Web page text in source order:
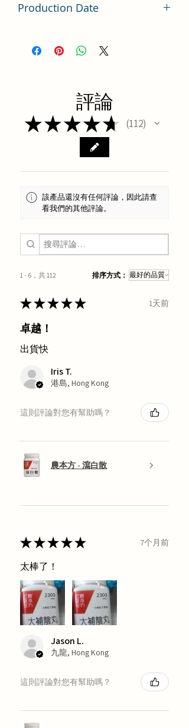
Production Date
評論
★★★★★ 112
112
該產品還沒有任何評論，因此請查
看我們的其他評論。
1 - 6，共 112 排序方式：
★★★★★ 1天前
卓越！
出貨快
Iris T.
港島, Hong Kong
這則評論對您有幫助嗎？
農本方 - 瀉白散
★★★★★ 7个月前
太棒了！
Jason L.
九龍, Hong Kong
這則評論對您有幫助嗎？